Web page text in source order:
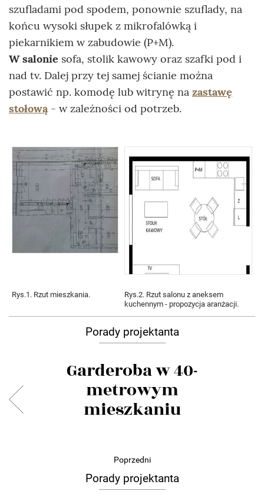
szufladami pod spodem, ponownie szuflady, na
końcu wysoki słupek z mikrofalówką i
piekarnikiem w zabudowie (P+M).
W salonie sofa, stolik kawowy oraz szafki pod i
nad tv. Dalej przy tej samej ścianie można
postawić np. komodę lub witrynę na zastawę
stołową- w zależności od potrzeb.
Rys.1. Rzut mieszkania.
Rys.2. Rzut salonu z aneksem
kuchennym - propozycja aranżacji.
Porady projektanta
Garderoba w 40-
metrowym
mieszkaniu
Poprzedni
Porady projektanta